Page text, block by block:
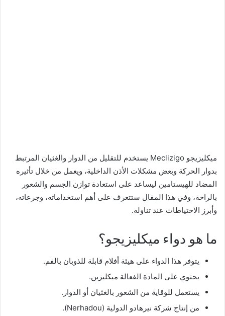
ميكليزيجو Meclizigo يستخدم للتقليل من الدوار والغثيان المرتبط
بدوار الحركة وبعض مشكلات الأذن الداخلية، ويعمل من خلال تأثيره
المضاد للهيستامين ليساعد على استعادة توازن الجسم والشعور
بالراحة، وفي هذا المقال ستتعرف على أهم استخداماته، وجرعاته،
وأبرز الاحتياطات عند تناوله.
ما هو دواء ميكليزيجو؟
يتوفر هذا الدواء على هيئة أفلام قابلة للذوبان بالفم.
يحتوي على المادة الفعالة ميكليزين.
يستعمل للوقاية من الشعور بالغثيان أو الدوار.
من إنتاج شركة نيرهادو الدولية (Nerhadou).